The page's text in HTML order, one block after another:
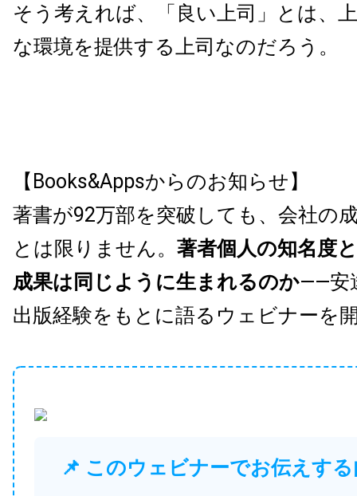
そう考えれば、「良い上司」とは、
な環境を提供する上司なのだろう。
【Books&Appsからのお知らせ】
著書が92万部を突破しても、会社の
とは限りません。 著者個人の知名度
成果は同じように生まれるのか——安
出版経験をもとに語るウェビナーを
📌 このウェビナーでお伝えす